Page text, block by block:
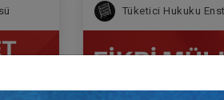
Tüketici Hukuku